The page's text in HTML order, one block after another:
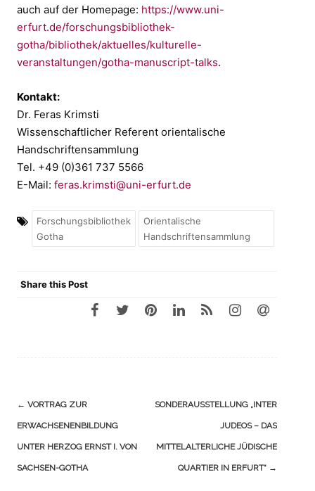
auch auf der Homepage: https://www.uni-
erfurt.de/forschungsbibliothek-
gotha/bibliothek/aktuelles/kulturelle-
veranstaltungen/gotha-manuscript-talks.
Kontakt:
Dr. Feras Krimsti
Wissenschaftlicher Referent orientalische
Handschriftensammlung
Tel. +49 (0)361 737 5566
E-Mail: feras.krimsti@uni-erfurt.de
Forschungsbibliothek
Gotha
Orientalische
Handschriftensammlung
Share this Post
Navigation
(Beiträge)
← VORTRAG ZUR
ERWACHSENENBILDUNG
UNTER HERZOG ERNST I. VON
SACHSEN-GOTHA
SONDERAUSSTELLUNG „INTER
JUDEOS – DAS
MITTELALTERLICHE JÜDISCHE
QUARTIER IN ERFURT“ →